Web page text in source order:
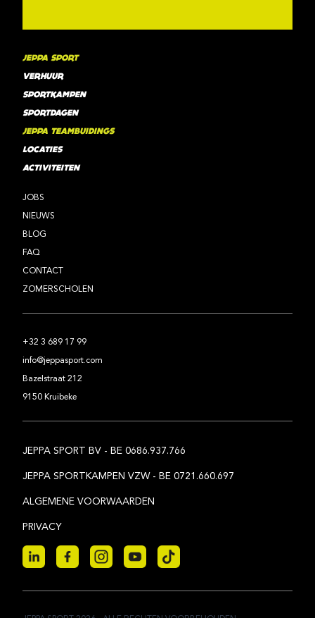
JEPPA SPORT
VERHUUR
SPORTKAMPEN
SPORTDAGEN
JEPPA TEAMBUIDINGS
LOCATIES
ACTIVITEITEN
JOBS
NIEUWS
BLOG
FAQ
CONTACT
ZOMERSCHOLEN
+32 3 689 17 99
info@jeppasport.com
Bazelstraat 212
9150 Kruibeke
JEPPA SPORT BV - BE 0686.937.766
JEPPA SPORTKAMPEN VZW - BE 0721.660.697
ALGEMENE VOORWAARDEN
PRIVACY